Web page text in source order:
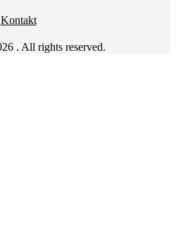
Kontakt
. All rights reserved.